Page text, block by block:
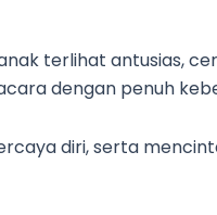
terlihat antusias,
dengan penuh
diri, serta